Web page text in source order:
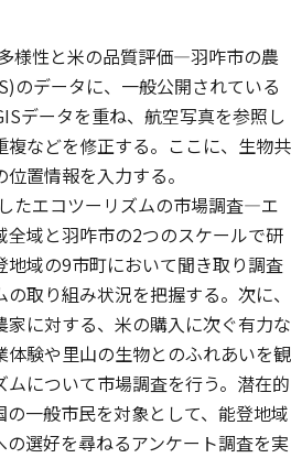
様性と米の品質評価—羽咋市の農
のデータに、一般公開されている
データを重ね、航空写真を参照し
などを修正する。ここに、生物共
置情報を入力する。
たエコツーリズムの市場調査—エ
全域と羽咋市の2つのスケールで研
地域の9市町において聞き取り調査
取り組み状況を把握する。次に、
に対する、米の購入に次ぐ有力な
験や里山の生物とのふれあいを観
について市場調査を行う。潜在的
一般市民を対象として、能登地域
選好を尋ねるアンケート調査を実